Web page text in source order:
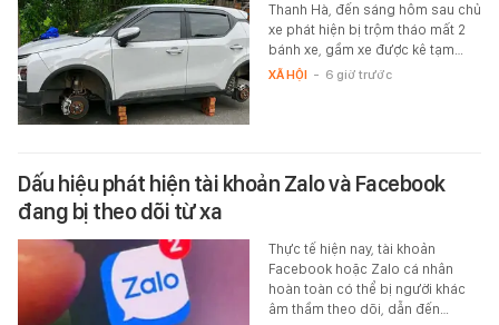
Thanh Hà, đến sáng hôm sau chủ
xe phát hiện bị trộm tháo mất 2
bánh xe, gầm xe được kê tạm…
XÃ HỘI - 6 giờ trước
Dấu hiệu phát hiện tài khoản Zalo và Facebook
đang bị theo dõi từ xa
Thực tế hiện nay, tài khoản
Facebook hoặc Zalo cá nhân
hoàn toàn có thể bị người khác
âm thầm theo dõi, dẫn đến…